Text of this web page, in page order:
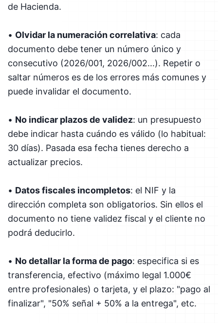
de Hacienda.
• Olvidar la numeración correlativa: cada
documento debe tener un número único y
consecutivo (2026/001, 2026/002...). Repetir o
saltar números es de los errores más comunes y
puede invalidar el documento.
• No indicar plazos de validez: un presupuesto
debe indicar hasta cuándo es válido (lo habitual:
30 días). Pasada esa fecha tienes derecho a
actualizar precios.
• Datos fiscales incompletos: el NIF y la
dirección completa son obligatorios. Sin ellos el
documento no tiene validez fiscal y el cliente no
podrá deducirlo.
• No detallar la forma de pago: especifica si es
transferencia, efectivo (máximo legal 1.000€
entre profesionales) o tarjeta, y el plazo: "pago al
finalizar", "50% señal + 50% a la entrega", etc.